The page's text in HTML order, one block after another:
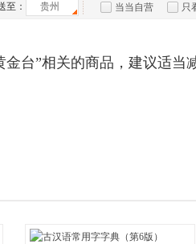
至： 贵州 当当自营 只
金台”相关的商品，建议适当